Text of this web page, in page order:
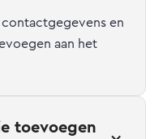
en
aan het
toevoegen